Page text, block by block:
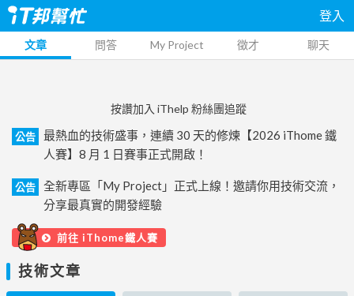
登入
文章 問答 My Project 徵才 聊天
按讚加入 iThelp 粉絲團追蹤
公告
最熱血的技術盛事，連續 30 天的修煉【2026 iThome 鐵
人賽】8 月 1 日賽事正式開啟！
公告
全新專區「My Project」正式上線！邀請你用技術交流，
分享最真實的開發經驗
前往 iThome鐵人賽
技術文章